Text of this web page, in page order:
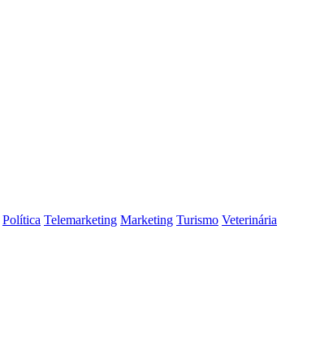
Política Telemarketing Marketing Turismo Veterinária